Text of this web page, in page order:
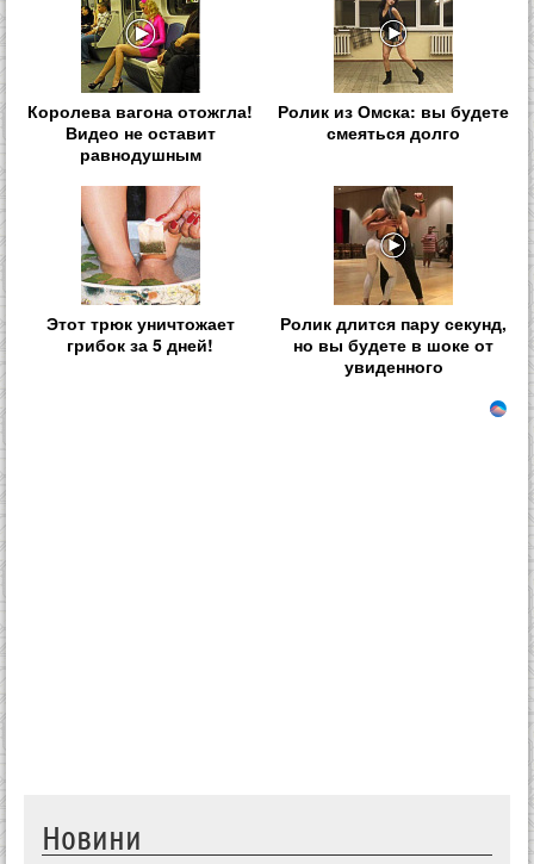
Королева вагона отожгла!
Видео не оставит
равнодушным
Ролик из Омска: вы будете
смеяться долго
Этот трюк уничтожает
грибок за 5 дней!
Ролик длится пару секунд,
но вы будете в шоке от
увиденного
Новини